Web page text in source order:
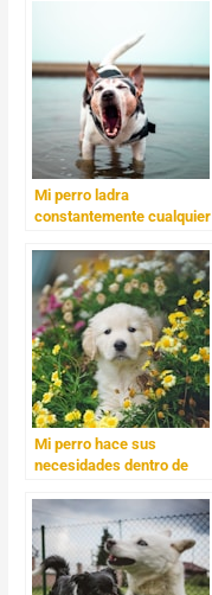
Mi perro ladra
constantemente cualquier
Mi perro hace sus
necesidades dentro de